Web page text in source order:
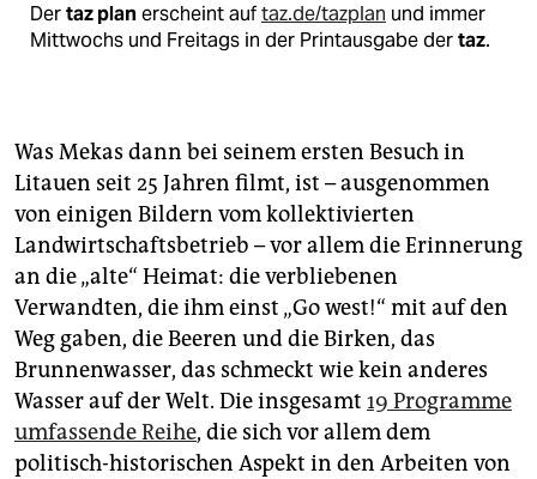
Dertaz planerscheint auftaz.de/tazplan und immer
Mittwochs und Freitags in der Printausgabe dertaz.
Was Mekas dann bei seinem ersten Besuch in
Litauen seit 25 Jahren filmt, ist – ausgenommen
von einigen Bildern vom kollektivierten
Landwirtschaftsbetrieb – vor allem die Erinnerung
an die „alte“ Heimat: die verbliebenen
Verwandten, die ihm einst „Go west!“ mit auf den
Weg gaben, die Beeren und die Birken, das
Brunnenwasser, das schmeckt wie kein anderes
Wasser auf der Welt. Die insgesamt 19 Programme
umfassende Reihe, die sich vor allem dem
politisch-historischen Aspekt in den Arbeiten von